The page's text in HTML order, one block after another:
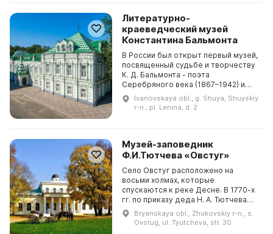
Литературно-
краеведческий музей
Константина Бальмонта
В России был открыт первый музей,
посвященный судьбе и творчеству
К. Д. Бальмонта - поэта
Серебряного века (1867–1942) и
истории его родины - Шуйской
земли. Этот краеведческий музей
был основан в 1968...
Ivanovskaya obl., g. Shuya, Shuyskiy
r-n., pl. Lenina, d. 2
Музей-заповедник
Ф.И.Тютчева «Овстуг»
Село Овстуг расположено на
восьми холмах, которые
спускаются к реке Десне. В 1770-х
гг. по приказу деда Н. А. Тютчева
был построен деревянный дом в
центре села, в котором 5 декабря
1803 г. родился Фед...
Bryanskaya obl., Zhukovskiy r-n., s.
Ovstug, ul. Tyutcheva, str. 30